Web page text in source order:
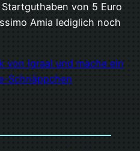
von 5 Euro
Amia lediglich noch
von Igraal und mache ein
Schnäppchen